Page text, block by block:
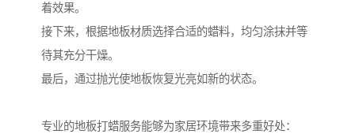
着效果。
接下来，根据地板材质选择合适的蜡料，均匀涂抹并等
待其充分干燥。
最后，通过抛光使地板恢复光亮如新的状态。
专业的地板打蜡服务能够为家居环境带来多重好处：